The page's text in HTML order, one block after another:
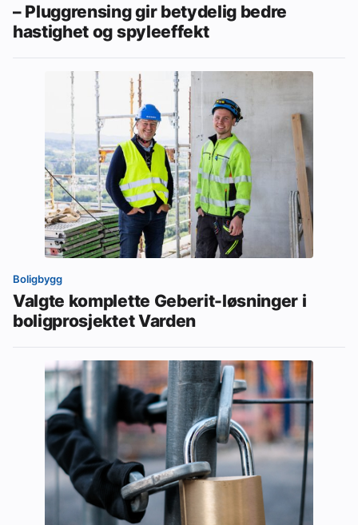
– Pluggrensing gir betydelig bedre
hastighet og spyleeffekt
Boligbygg
Valgte komplette Geberit-løsninger i
boligprosjektet Varden